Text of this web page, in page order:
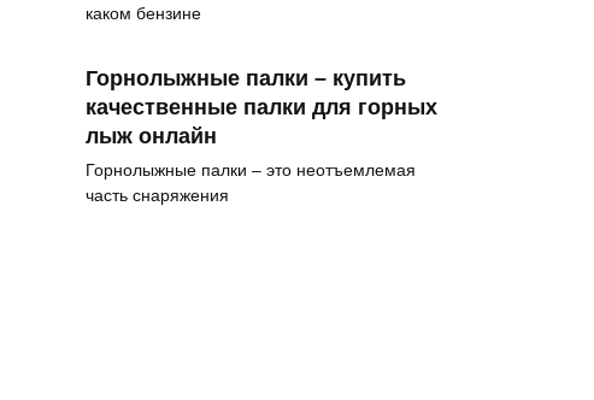
каком бензине
Горнолыжные палки – купить
качественные палки для горных
лыж онлайн
Горнолыжные палки – это неотъемлемая
часть снаряжения